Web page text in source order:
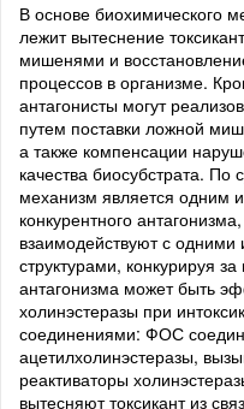
В основе биохимического
лежит вытеснение
мишенями и
процессов в организме.
антагонисты могут
путем поставки ложной
а также компенсации
качества биосубстрата. По
механизм является одним
конкурентного
взаимодействуют с
структурами, конкурируя
антагонизма может быть
холинэстеразы при
соединениями: ФОС
ацетилхолинэстеразы,
реактиваторы
вытесняют токсикант из